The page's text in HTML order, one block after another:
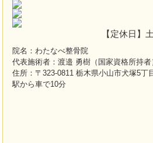
【定休日】
院名：わたなべ整骨院
代表施術者：渡邉 勇樹（国家資格所持者
住所：〒323-0811 栃木県小山市犬塚5丁
駅から車で10分